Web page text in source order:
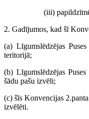
(iii)
2. Gadījumos, kad šī
(a) Līgumslēdzējas
teritorijā;
(b) Līgumslēdzējas
šādu pašu izvēli;
(c) šīs Konvencijas
izvēlēti.